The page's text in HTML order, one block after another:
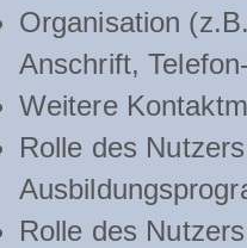
Organisation
Anschrift,
Weitere
Rolle des
Rolle des